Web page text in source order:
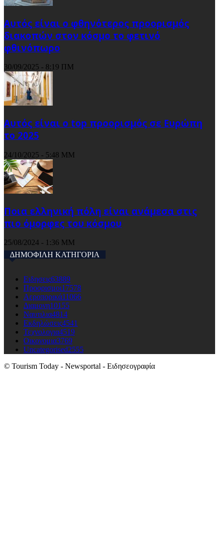
Αυτός είναι ο φθηνότερος προορισμός
διακοπών στον κόσμο το φετινό
φθινόπωρο
30/09/2025 - 8:19 ΠΜ
Αυτός είναι ο top προορισμός σε Ευρώπη
το 2025
24/10/2025 - 5:48 ΜΜ
Ποια ελληνική πόλη είναι ανάμεσα στις
πιο όμορφες του κόσμου
25/08/2024 - 1:36 ΜΜ
ΔΗΜΟΦΙΛΗ ΚΑΤΗΓΟΡΙΑ
Ειδησεις63889
Προορισμοι17578
Αεροπορικά11066
Διαμονη10155
Ναυτιλια4814
Εκδηλώσεις4541
Τεχνολογια4519
Οικονομια3769
Uncategorised2555
© Tourism Today - Newsportal - Ειδησεογραφία